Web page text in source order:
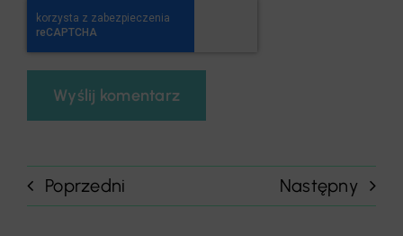
Poprzedni Następny